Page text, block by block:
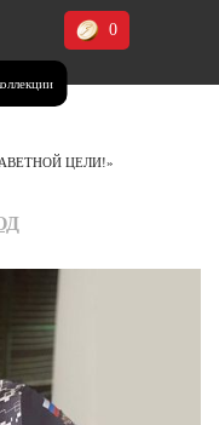
0
ЦЕЛИ!»